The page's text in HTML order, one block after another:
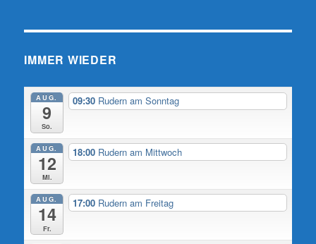
IMMER WIEDER
AUG.
9
So.
09:30 Rudern am Sonntag
AUG.
12
Mi.
18:00 Rudern am Mittwoch
AUG.
14
Fr.
17:00 Rudern am Freitag